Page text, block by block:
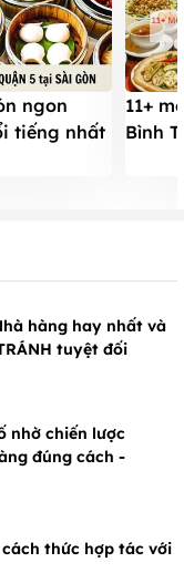
ngon
tiếng nhất
11+
Bình
hàng hay nhất và
tuyệt đối
nhờ chiến lược
đúng cách -
cách thức hợp tác với